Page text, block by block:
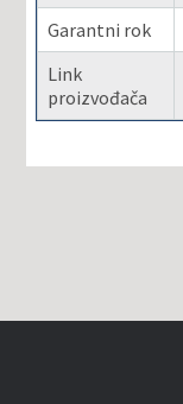
Garantni rok
Link
proizvođača